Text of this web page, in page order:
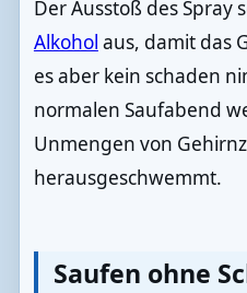
Der Ausstoß des Spray
Alkohol aus, damit das
es aber kein schaden
normalen Saufabend
Unmengen von
herausgeschwemmt.
Saufen ohne